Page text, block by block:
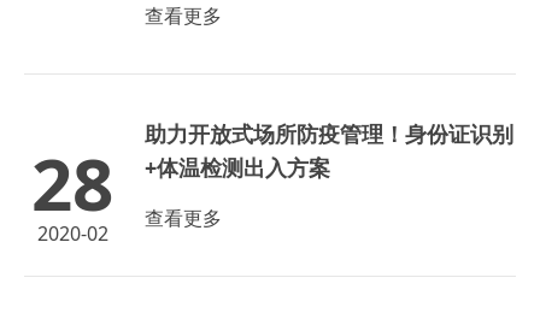
查看更多
28
2020-02
助力开放式场所防疫管理！身份证识别
+体温检测出入方案
查看更多